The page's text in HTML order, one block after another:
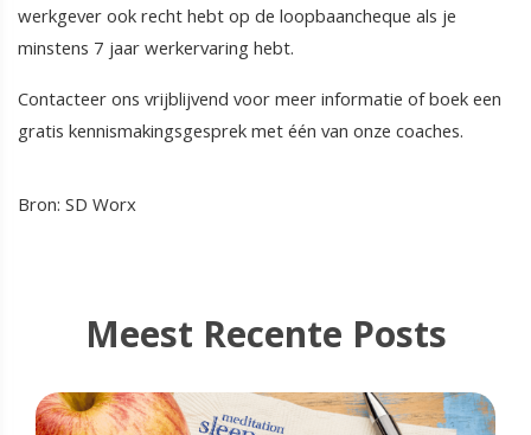
werkgever ook recht hebt op de loopbaancheque als je
minstens 7 jaar werkervaring hebt.
Contacteer ons vrijblijvend voor meer informatie of boek een
gratis kennismakingsgesprek met één van onze coaches.
Bron: SD Worx
Meest Recente Posts